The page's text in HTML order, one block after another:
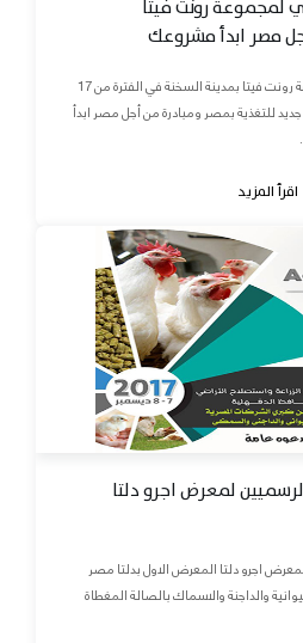
لمجموعة رونت فيتا
مصر ابدأ مشروعك
المؤتمر العلمي الثاني لمجموعة رونت فيتا بمدينة السخنة في الفترة من 17
مفهوم جديد للتغذية بمصر ومبادرة من أجل مصر ابدأ
اقرأ المزيد
لمعرض اجرو دلتا
اجرو دلتا المعرض الاول بدلتا مصر
والداجنة والاسماك بالصالة المغطاة